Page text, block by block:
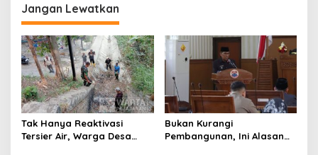
a
s
i
p
o
s
Jangan Lewatkan
Tak Hanya Reaktivasi
Tersier Air, Warga Desa
Bukan Kurangi
Pembangunan, Ini Alasan